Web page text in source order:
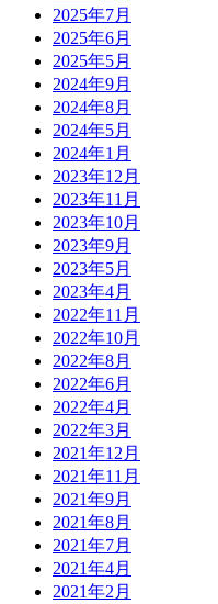
2025年7月
2025年6月
2025年5月
2024年9月
2024年8月
2024年5月
2024年1月
2023年12月
2023年11月
2023年10月
2023年9月
2023年5月
2023年4月
2022年11月
2022年10月
2022年8月
2022年6月
2022年4月
2022年3月
2021年12月
2021年11月
2021年9月
2021年8月
2021年7月
2021年4月
2021年2月